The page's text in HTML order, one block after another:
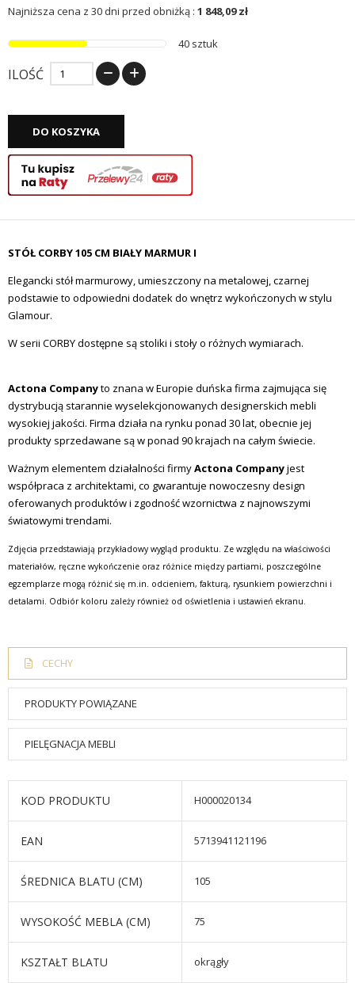
Najniższa cena z 30 dni przed obniżką : 1 848,09 zł
40 sztuk
ILOŚĆ
DO KOSZYKA
STÓŁ CORBY 105 CM BIAŁY MARMUR I
Elegancki stół marmurowy, umieszczony na metalowej, czarnej
podstawie to odpowiedni dodatek do wnętrz wykończonych w stylu
Glamour.
W serii CORBY dostępne są stoliki i stoły o różnych wymiarach.
Actona Companyto znana w Europie duńska firma zajmująca się
dystrybucją starannie wyselekcjonowanych designerskich mebli
wysokiej jakości. Firma działa na rynku ponad 30 lat, obecnie jej
produkty sprzedawane są w ponad 90 krajach na całym świecie.
Ważnym elementem działalności firmyActona Companyjest
współpraca z architektami, co gwarantuje nowoczesny design
oferowanych produktów i zgodność wzornictwa z najnowszymi
światowymi trendami.
Zdjęcia przedstawiają przykładowy wygląd produktu. Ze względu na właściwości
materiałów, ręczne wykończenie oraz różnice między partiami, poszczególne
egzemplarze mogą różnić się m.in. odcieniem, fakturą, rysunkiem powierzchni i
detalami. Odbiór koloru zależy również od oświetlenia i ustawień ekranu.
CECHY
PRODUKTY POWIĄZANE
PIELĘGNACJA MEBLI
KOD PRODUKTU H000020134
EAN 5713941121196
ŚREDNICA BLATU (CM) 105
WYSOKOŚĆ MEBLA (CM) 75
KSZTAŁT BLATU okrągły